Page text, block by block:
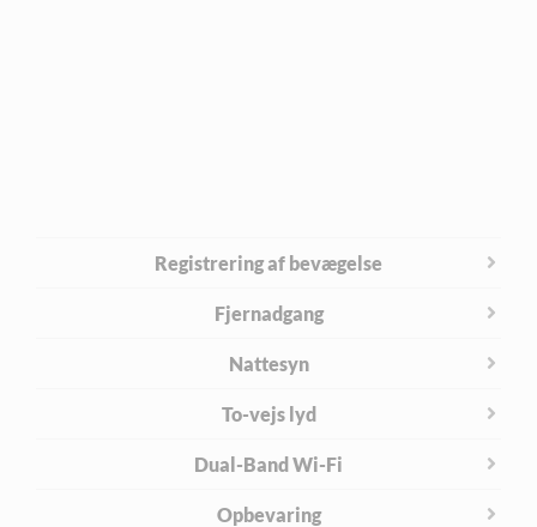
Registrering af bevægelse
Fjernadgang
Nattesyn
To-vejs lyd
Dual-Band Wi-Fi
Opbevaring